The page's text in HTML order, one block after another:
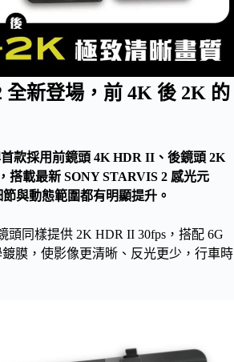
全新登場，前 4K 後 2K 的
款採用前鏡頭 4K HDR II、後鏡頭 2K
搭載最新 SONY STARVIS 2 感光元
與動態範圍都有明顯提升。
頭同樣提供 2K HDR II 30fps，搭配 6G
膜，使影像更清晰、反光更少，行車時